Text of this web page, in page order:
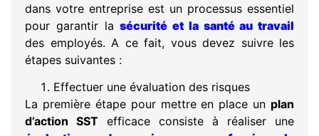
dans votre entreprise est un processus essentiel
pour garantir lasécurité et la santé au travail
des employés. A ce fait, vous devez suivre les
étapes suivantes :
Effectuer une évaluation des risques
La première étape pour mettre en place un plan
d’action SST efficace consiste à réaliser une